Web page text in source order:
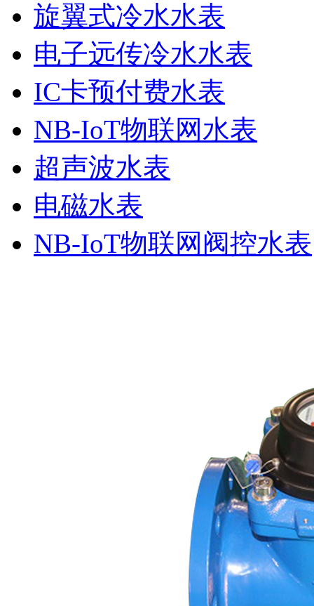
旋翼式冷水水表
电子远传冷水水表
IC卡预付费水表
NB-IoT物联网水表
超声波水表
电磁水表
NB-IoT物联网阀控水表